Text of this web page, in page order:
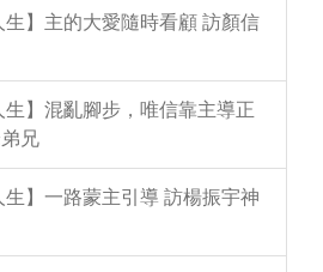
】主的大愛隨時看顧 訪顏信
】混亂腳步，唯信靠主導正
兄
】一路蒙主引導 訪楊振宇神